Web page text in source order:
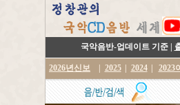
국악음반-업데이트 기준 |
2026년신보 2025 2024 2023